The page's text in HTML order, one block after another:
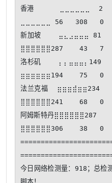
香港      ⣀⣀⣀⣀⣀⣀  2
⣀⣀⣀⣀⣀⣀ 56   308   0
新加坡    ⣤⣄⣠⣤⣤⣤ 81
⣿⣿⣿⣿⣿⣿287    43   7
洛杉矶
⣶⣶⣶⣶⣶⣶194    75   0
法兰克福
⣿⣿⣿⣿⣿⣿241    68   0
阿姆斯特丹
⣿⣿⣿⣿⣿⣿306    38   0
今日网络检测量：918；总检